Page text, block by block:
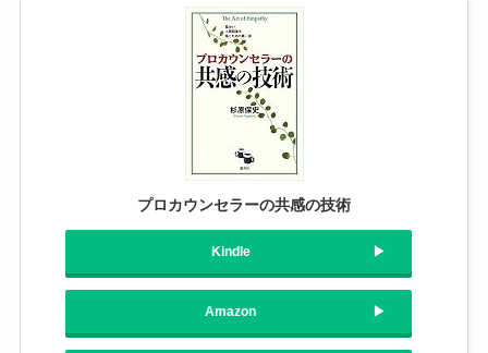
プロカウンセラーの共感の技術
Kindle
Amazon